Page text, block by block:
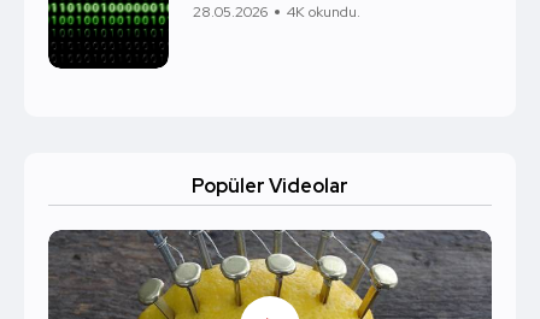
28.05.2026 4K okundu.
Popüler Videolar